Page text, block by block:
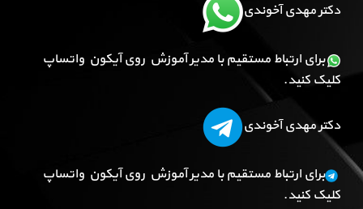
دکتر مهدی آخوندی
برای ارتباط مستقیم با مدیر آموزش روی آیکون واتساپ
کلیک کنید.
دکتر مهدی آخوندی
برای ارتباط مستقیم با مدیر آموزش روی آیکون واتساپ
کلیک کنید.